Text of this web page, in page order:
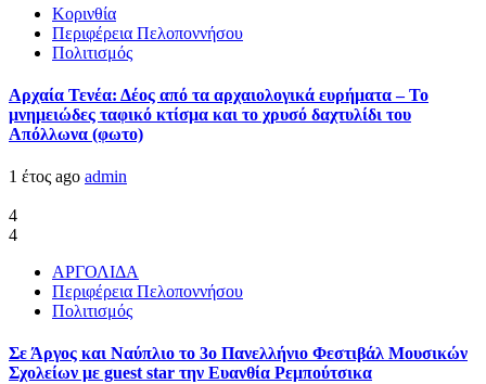
Κορινθία
Περιφέρεια Πελοποννήσου
Πολιτισμός
Αρχαία Τενέα: Δέος από τα αρχαιολογικά ευρήματα – Το
μνημειώδες ταφικό κτίσμα και το χρυσό δαχτυλίδι του
Απόλλωνα (φωτο)
1 έτος ago admin
4
4
ΑΡΓΟΛΙΔΑ
Περιφέρεια Πελοποννήσου
Πολιτισμός
Σε Άργος και Ναύπλιο το 3ο Πανελλήνιο Φεστιβάλ Μουσικών
Σχολείων με guest star την Ευανθία Ρεμπούτσικα